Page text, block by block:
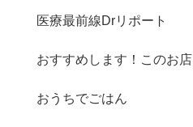
医療最前線Drリポート
おすすめします！このお店
おうちでごはん